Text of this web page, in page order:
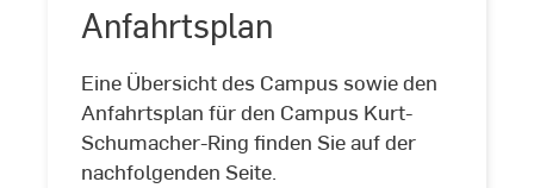
Anfahrtsplan
Eine Übersicht des Campus sowie den
Anfahrtsplan für den Campus Kurt-
Schumacher-Ring finden Sie auf der
nachfolgenden Seite.
Anfahrtsplan